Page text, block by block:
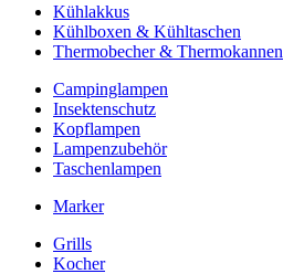
Kühlakkus
Kühlboxen & Kühltaschen
Thermobecher & Thermokannen
Campinglampen
Insektenschutz
Kopflampen
Lampenzubehör
Taschenlampen
Marker
Grills
Kocher